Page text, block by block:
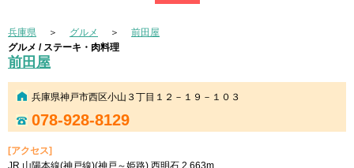
兵庫県 ＞ グルメ ＞ 前田屋
グルメ / ステーキ・肉料理
前田屋
兵庫県神戸市西区小山３丁目１２－１９－１０３
078-928-8129
[アクセス]
JR 山陽本線(神戸線)(神戸～姫路) 西明石 2,663m